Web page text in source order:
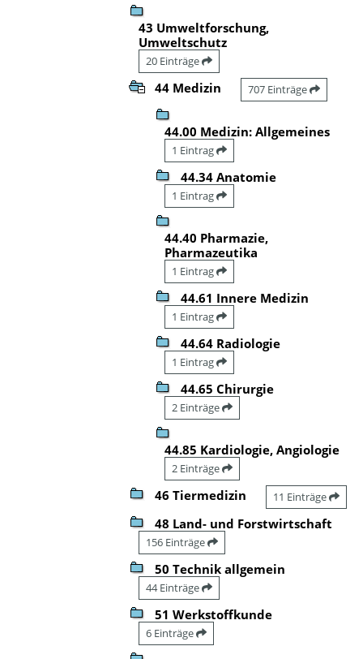
43 Umweltforschung,
Umweltschutz
20 Einträge
44 Medizin 707 Einträge
44.00 Medizin: Allgemeines
1 Eintrag
44.34 Anatomie
1 Eintrag
44.40 Pharmazie,
Pharmazeutika
1 Eintrag
44.61 Innere Medizin
1 Eintrag
44.64 Radiologie
1 Eintrag
44.65 Chirurgie
2 Einträge
44.85 Kardiologie, Angiologie
2 Einträge
46 Tiermedizin 11 Einträge
48 Land- und Forstwirtschaft
156 Einträge
50 Technik allgemein
44 Einträge
51 Werkstoffkunde
6 Einträge